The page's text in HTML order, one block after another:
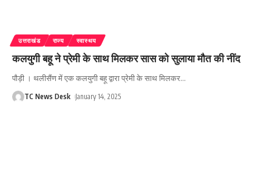
उत्तराखंड राज्य स्वास्थय
कलयुगी बहू ने प्रेमी के साथ मिलकर सास को सुलाया मौत की नींद
पौड़ी । थलीसैंण में एक कलयुगी बहू द्वारा प्रेमी के साथ मिलकर…
TC News Desk January 14, 2025